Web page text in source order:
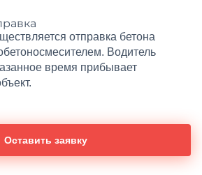
отправка бетона
Водитель
время прибывает
Оставить заявку